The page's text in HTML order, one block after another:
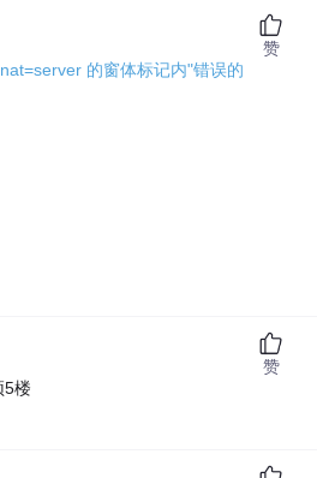
的窗体标记内"错误的
赞
5楼
赞